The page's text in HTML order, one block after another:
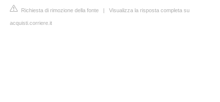
Richiesta di rimozione della fonte | Visualizza la risposta completa su
acquisti.corriere.it